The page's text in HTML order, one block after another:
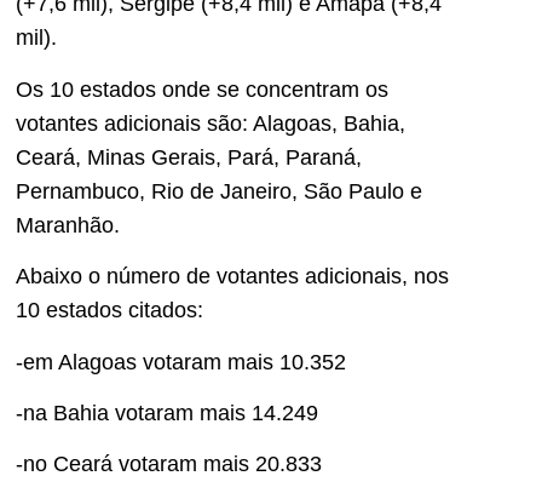
mil).
Os 10 estados onde se concentram os
votantes adicionais são: Alagoas, Bahia,
Ceará, Minas Gerais, Pará, Paraná,
Pernambuco, Rio de Janeiro, São Paulo e
Maranhão.
Abaixo o número de votantes adicionais, nos
10 estados citados:
-em Alagoas votaram mais 10.352
-na Bahia votaram mais 14.249
-no Ceará votaram mais 20.833